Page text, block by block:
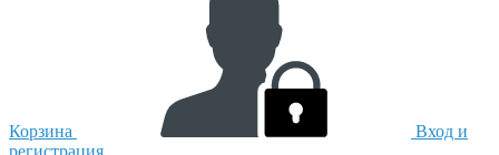
Корзина
Вход и
регистрация